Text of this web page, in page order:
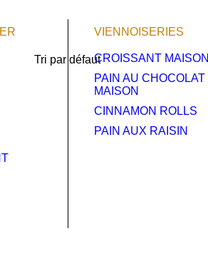
VIENNOISERIES
CROISSANT MAISON
PAIN AU CHOCOLAT
MAISON
CINNAMON ROLLS
PAIN AUX RAISIN